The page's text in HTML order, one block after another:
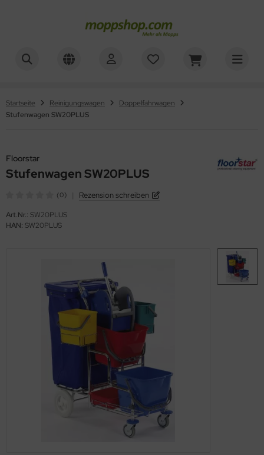
Startseite Reinigungswagen
Doppelfahrwagen
Stufenwagen SW20PLUS
Floorstar
Stufenwagen SW20PLUS
(0) Rezension schreiben
Art.Nr.: SW20PLUS
HAN: SW20PLUS
Halter, Klemmen